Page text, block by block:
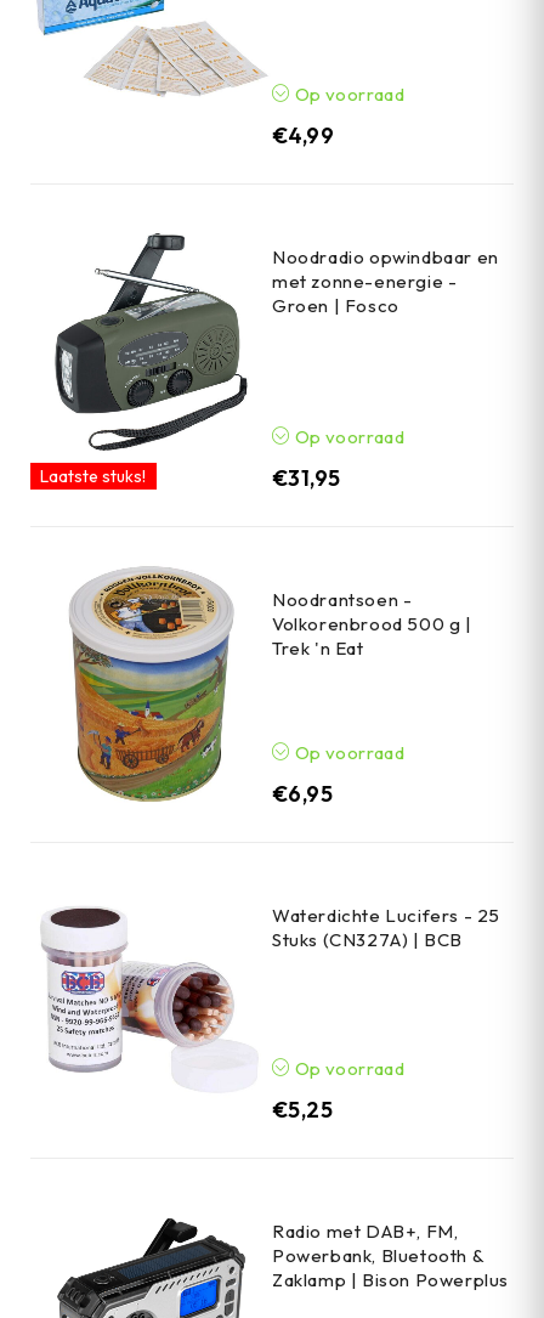
Op voorraad
€4,99
Laatste stuks!
Noodradio opwindbaar en
met zonne-energie -
Groen | Fosco
Op voorraad
€31,95
Noodrantsoen -
Volkorenbrood 500 g |
Trek 'n Eat
Op voorraad
€6,95
Waterdichte Lucifers - 25
Stuks (CN327A) | BCB
Op voorraad
€5,25
Radio met DAB+, FM,
Powerbank, Bluetooth &
Zaklamp | Bison Powerplus